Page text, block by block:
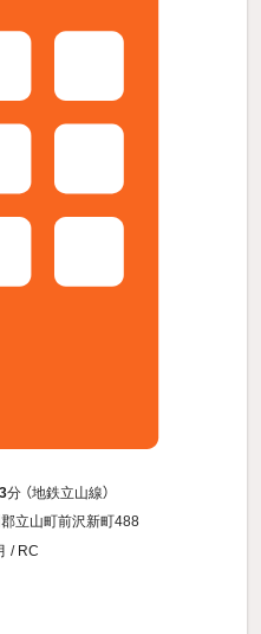
分 （地鉄立山線）
立山町前沢新町488
/ RC